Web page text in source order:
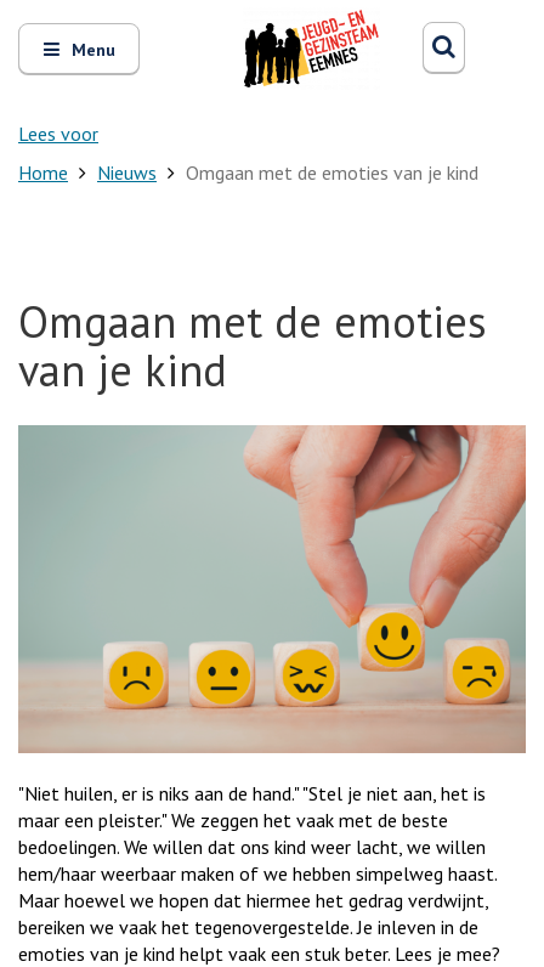
Open
en
sluit
Menu
Lees voor
Zoeken
Home Nieuws Omgaan met de emoties van je kind
Omgaan met de emoties
van je kind
"Niet huilen, er is niks aan de hand." "Stel je niet aan, het is
maar een pleister." We zeggen het vaak met de beste
bedoelingen. We willen dat ons kind weer lacht, we willen
hem/haar weerbaar maken of we hebben simpelweg haast.
Maar hoewel we hopen dat hiermee het gedrag verdwijnt,
bereiken we vaak het tegenovergestelde. Je inleven in de
emoties van je kind helpt vaak een stuk beter. Lees je mee?